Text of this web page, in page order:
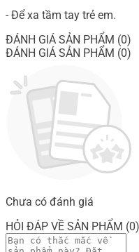
- Để xa tầm tay trẻ em.
ĐÁNH GIÁ SẢN PHẨM (0)
ĐÁNH GIÁ SẢN PHẨM (0)
Chưa có đánh giá
HỎI ĐÁP VỀ SẢN PHẨM (0)